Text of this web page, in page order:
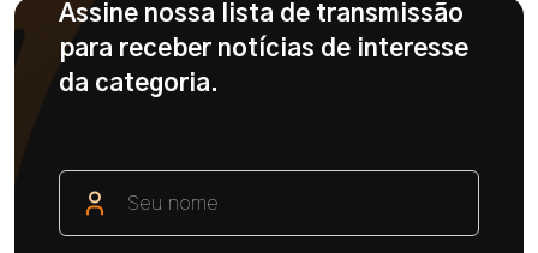
Assine nossa lista de transmissão
para receber notícias de interesse
da categoria.